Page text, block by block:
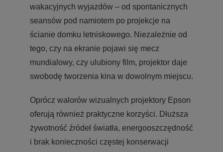
wakacyjnych wyjazdów – od spontanicznych
seansów pod namiotem po projekcje na
ścianie domku letniskowego. Niezależnie od
tego, czy na ekranie pojawi się mecz
mundialowy, czy ulubiony film, projektor daje
swobodę tworzenia kina w dowolnym miejscu.
Oprócz walorów wizualnych projektory Epson
oferują również praktyczne korzyści. Dłuższa
żywotność źródeł światła, energooszczędność
i brak konieczności częstej konserwacji